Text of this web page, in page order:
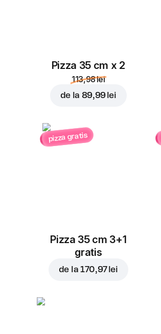
Pizza 35 cm x 2
113,98 lei
de la 89,99 lei
pizza gratis
Pizza 35 cm 3+1
gratis
de la 170,97 lei